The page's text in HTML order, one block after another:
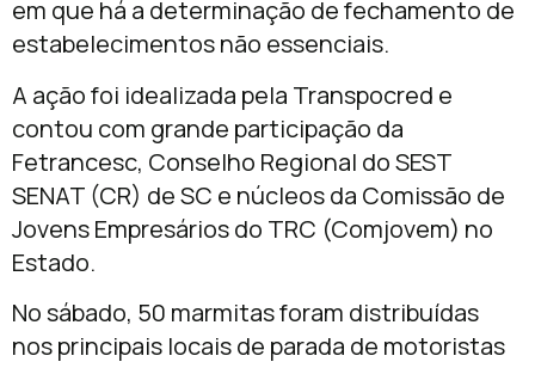
sociedade, estejamos abastecidos,
sobretudo que não falte absolutamente nada
nos hospitais, para garantir a melhor
assistência possível a todos os que
necessitarem de atendimento de saúde”,
destacou.